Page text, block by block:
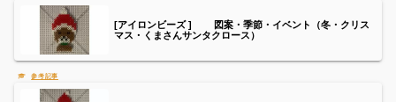
[アイロンビーズ ] 図案・季節・イベント（冬・クリス
マス・くまさんサンタクロース）